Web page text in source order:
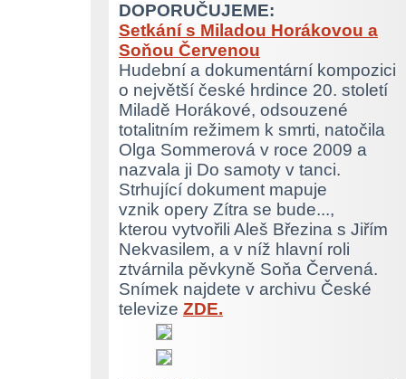
DOPORUČUJEME:
Setkání s Miladou Horákovou a
Soňou Červenou
Hudební a dokumentární kompozici
o největší české hrdince 20. století
Miladě Horákové, odsouzené
totalitním režimem k smrti, natočila
Olga Sommerová v roce 2009 a
nazvala ji Do samoty v tanci.
Strhující dokument mapuje
vznik opery Zítra se bude...,
kterou vytvořili Aleš Březina s Jiřím
Nekvasilem, a v níž hlavní roli
ztvárnila pěvkyně Soňa Červená.
Snímek najdete v archivu České
televize ZDE.